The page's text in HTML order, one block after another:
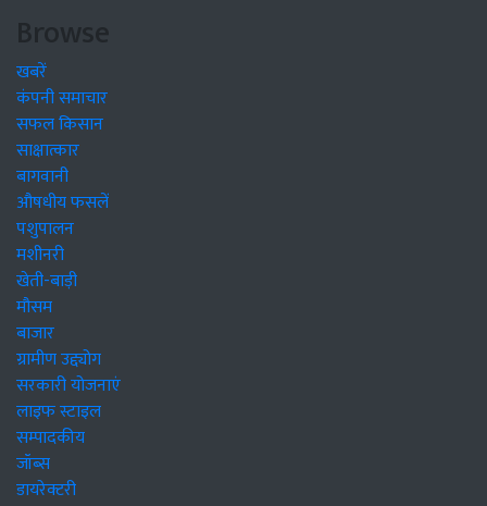
Browse
खबरें
कंपनी समाचार
सफल किसान
साक्षात्कार
बागवानी
औषधीय फसलें
पशुपालन
मशीनरी
खेती-बाड़ी
मौसम
बाजार
ग्रामीण उद्द्योग
सरकारी योजनाएं
लाइफ स्टाइल
सम्पादकीय
जॉब्स
डायरेक्टरी